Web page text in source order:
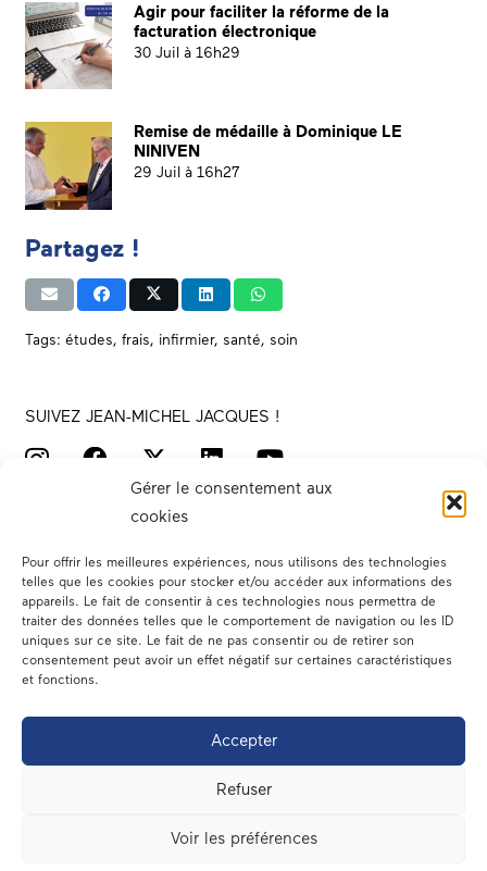
Gérer le consentement aux
cookies
Pour offrir les meilleures expériences, nous utilisons des technologies
telles que les cookies pour stocker et/ou accéder aux informations des
appareils. Le fait de consentir à ces technologies nous permettra de
traiter des données telles que le comportement de navigation ou les ID
uniques sur ce site. Le fait de ne pas consentir ou de retirer son
consentement peut avoir un effet négatif sur certaines caractéristiques
et fonctions.
Accepter
Refuser
Voir les préférences
Agir pour faciliter la réforme de la
facturation électronique
30 Juil à 16h29
Remise de médaille à Dominique LE
NINIVEN
29 Juil à 16h27
Partagez !
Tags: études, frais, infirmier, santé, soin
SUIVEZ JEAN-MICHEL JACQUES !
Votre député
Dans les médias
En circonscription
A l’assemblée